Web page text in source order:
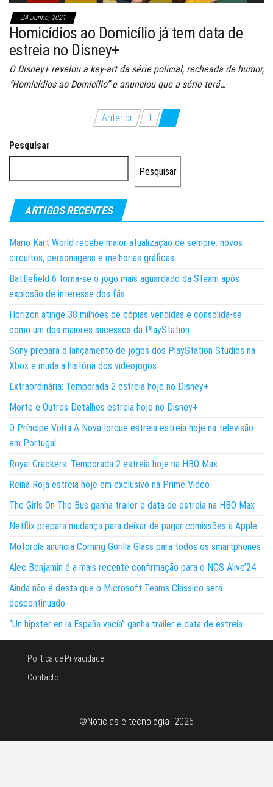
24 Junho, 2021
Homicídios ao Domicílio já tem data de
estreia no Disney+
O Disney+ revelou a key-art da série policial, recheada de humor,
“Homicídios ao Domicílio” e anunciou que a série terá…
dos
conteúdos
Anterior 1 2
Pesquisar
Pesquisar
ARTIGOS RECENTES
Mario Kart World recebe maior atualização de sempre: novos
circuitos, personagens e melhorias gráficas
Battlefield 6 torna-se o jogo mais aguardado da Steam após
explosão de interesse dos fãs
Horizon atinge 38 milhões de cópias vendidas e consolida-se
como um dos maiores sucessos da PlayStation
Sony prepara o lançamento de jogos dos PlayStation Studios na
Xbox e muda a história dos videojogos
Extraordinária: Temporada 2 estreia hoje no Disney+
Morte e Outros Detalhes estreia hoje no Disney+
O Príncipe Volta A Nova Iorque estreia estreia hoje na televisão
em Portugal
Royal Crackers: Temporada 2 estreia hoje na HBO Max
Reina Roja estreia hoje em exclusivo na Prime Video
The Girls On The Bus ganha trailer e data de estreia na HBO Max
Netflix prepara mudança para deixar de pagar comissões à Apple
Motorola anuncia Corning Gorilla Glass para todos os smartphones
Alec Benjamin é a mais recente confirmação para o NOS Alive’24
Ainda não é desta que o Microsoft Teams Clássico será
descontinuado
“Un hipster en la España vacía” ganha trailer e data de estreia
Política de Privacidade
Contacto
©Noticias e tecnologia 2026